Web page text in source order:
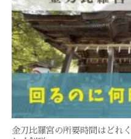
金刀比羅宮の所要時間はどれ